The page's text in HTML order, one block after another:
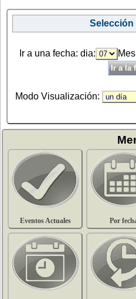
Selección
Ir a una fecha: dia:
Modo Visualización:
Eventos Actuales Por